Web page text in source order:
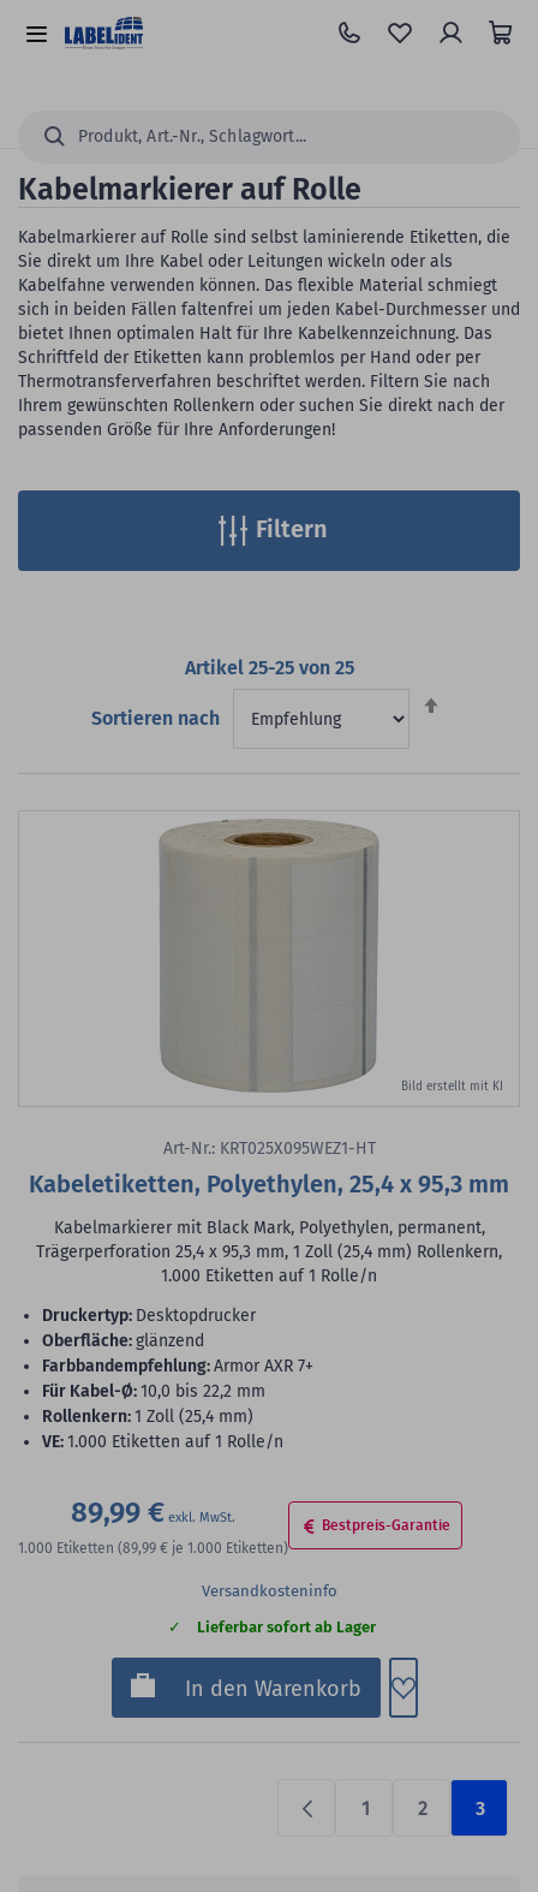
Hauptinhalt
springen
Alle
Suchen...
Kabelmarkierer auf Rolle
Kabelmarkierer auf Rolle sind selbst laminierende Etiketten, die
Sie direkt um Ihre Kabel oder Leitungen wickeln oder als
Kabelfahne verwenden können. Das flexible Material schmiegt
sich in beiden Fällen faltenfrei um jeden Kabel-Durchmesser und
bietet Ihnen optimalen Halt für Ihre Kabelkennzeichnung. Das
Schriftfeld der Etiketten kann problemlos per Hand oder per
Thermotransferverfahren beschriftet werden. Filtern Sie nach
Ihrem gewünschten Rollenkern oder suchen Sie direkt nach der
passenden Größe für Ihre Anforderungen!
Artikel 25-25von 25
Sortieren nach
Bild erstellt mit KI
Art-Nr.: KRT025X095WEZ1-HT
Kabeletiketten, Polyethylen, 25,4 x 95,3 mm
Kabelmarkierer mit Black Mark, Polyethylen, permanent,
Trägerperforation 25,4 x 95,3 mm, 1 Zoll (25,4 mm) Rollenkern,
1.000 Etiketten auf 1 Rolle/n
Druckertyp: Desktopdrucker
Oberfläche:glänzend
Farbbandempfehlung:Armor AXR 7+
für Kabel-Ø:10,0 bis 22,2 mm
Rollenkern:1 Zoll (25,4 mm)
VE:1.000 Etiketten auf 1 Rolle/n
89,99 €
1.000 Etiketten (89,99 € je 1.000 Etiketten)
Bestpreis-Garantie
Versandkosteninfo
Lieferbar sofort ab Lager
In den Warenkorb Zum
1 2 3
Filtern